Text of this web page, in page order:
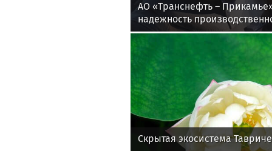
АО «Транснефть –
надежность
инфраструктуры в четырех
Скрытая экосистема